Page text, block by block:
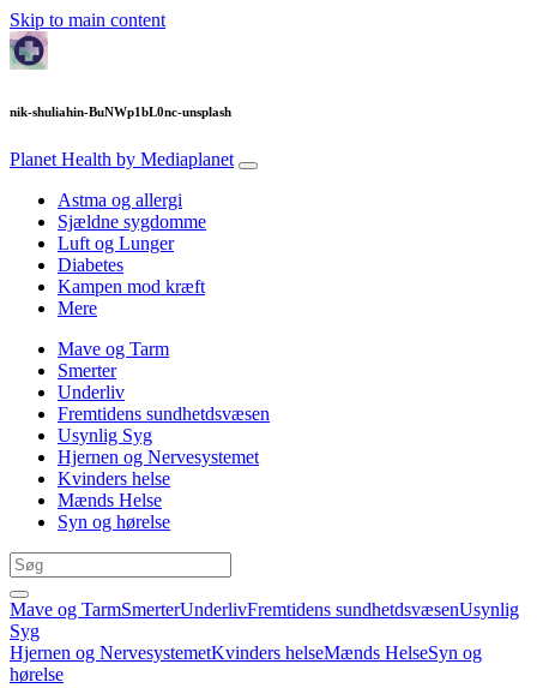
Skip to main content
nik-shuliahin-BuNWp1bL0nc-unsplash
Planet Health by Mediaplanet
Astma og allergi
Sjældne sygdomme
Luft og Lunger
Diabetes
Kampen mod kræft
Mere
Mave og Tarm
Smerter
Underliv
Fremtidens sundhetdsvæsen
Usynlig Syg
Hjernen og Nervesystemet
Kvinders helse
Mænds Helse
Syn og hørelse
Mave og TarmSmerterUnderlivFremtidens sundhetdsvæsenUsynlig
Syg
Hjernen og NervesystemetKvinders helseMænds HelseSyn og
hørelse